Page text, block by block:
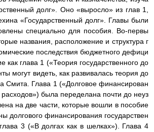
долг». Оно «выросло» из глав 1,
«Государственный долг». Главы были
специально для пособия. Во-первы
названия, расположение и структура г
последствия бюджетного дефици
как глава 1 («Теория государственного до
могут видеть, как развивалась теория до
Смита. Глава 1 («Долговое финансирован
расходов») была переделана почти до неуз
на две части, которые вошли в пособие
долгового финансирования государствен
3 («В долгах как в шелках»). Глава 4